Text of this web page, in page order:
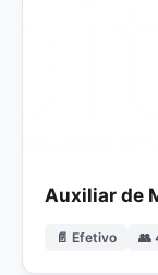
Auxiliar de
📄 Efetivo 👥